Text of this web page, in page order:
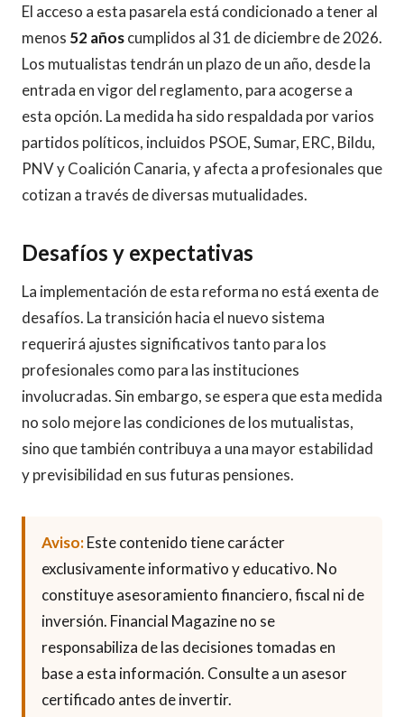
El acceso a esta pasarela está condicionado a tener al
menos 52 añoscumplidos al 31 de diciembre de 2026.
Los mutualistas tendrán un plazo de un año, desde la
entrada en vigor del reglamento, para acogerse a
esta opción. La medida ha sido respaldada por varios
partidos políticos, incluidos PSOE, Sumar, ERC, Bildu,
PNV y Coalición Canaria, y afecta a profesionales que
cotizan a través de diversas mutualidades.
Desafíos y expectativas
La implementación de esta reforma no está exenta de
desafíos. La transición hacia el nuevo sistema
requerirá ajustes significativos tanto para los
profesionales como para las instituciones
involucradas. Sin embargo, se espera que esta medida
no solo mejore las condiciones de los mutualistas,
sino que también contribuya a una mayor estabilidad
y previsibilidad en sus futuras pensiones.
Aviso:Este contenido tiene carácter
exclusivamente informativo y educativo. No
constituye asesoramiento financiero, fiscal ni de
inversión. Financial Magazine no se
responsabiliza de las decisiones tomadas en
base a esta información. Consulte a un asesor
certificado antes de invertir.